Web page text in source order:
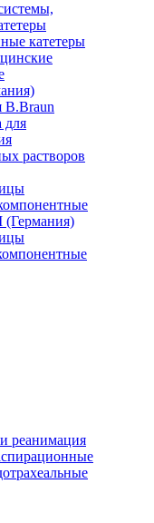
катетеры
B.Braun
для
растворов
(Германия)
реанимация